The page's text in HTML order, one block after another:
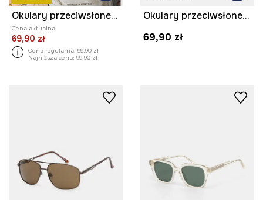
Okulary przeciwsłoneczne męskie z polaryzacją kolor czarny
Cena aktualna:
69,90 zł
Cena regularna: 99,90 zł
Najniższa cena: 99,90 zł
Okulary przeciwsłoneczne męskie z polaryzacją kolor czarny
69,90 zł